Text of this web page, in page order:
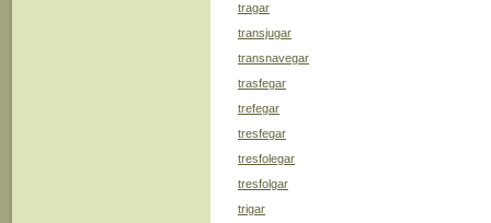
tragar
transjugar
transnavegar
trasfegar
trefegar
tresfegar
tresfolegar
tresfolgar
trigar